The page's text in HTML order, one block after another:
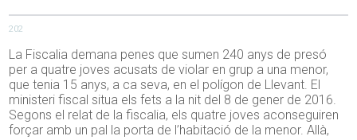
202
La Fiscalia demana penes que sumen 240 anys de presó
per a quatre joves acusats de violar en grup a una menor,
que tenia 15 anys, a ca seva, en el polígon de Llevant. El
ministeri fiscal situa els fets a la nit del 8 de gener de 2016.
Segons el relat de la fiscalia, els quatre joves aconseguiren
forçar amb un pal la porta de l’habitació de la menor. Allà,